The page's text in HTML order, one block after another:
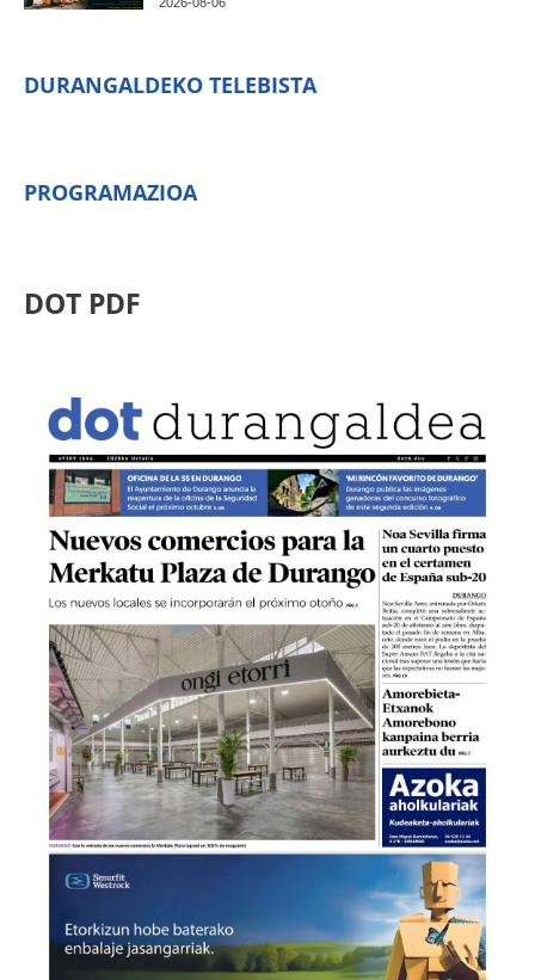
DURANGALDEKO TELEBISTA
PROGRAMAZIOA
DOT PDF